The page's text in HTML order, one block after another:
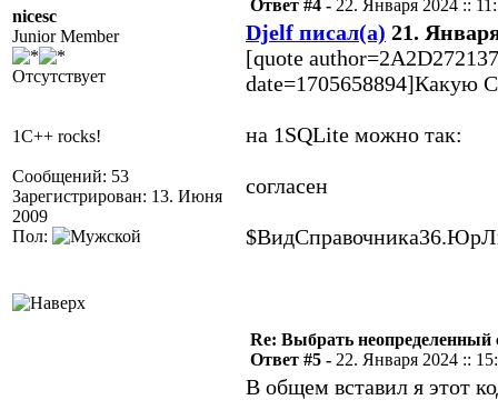
nicesc
Junior Member
Отсутствует
1C++ rocks!
Сообщений: 53
Зарегистрирован: 13. Июня
2009
Пол:
Ответ #4 - 22. Января 2024 ::
Djelf писал(а) 21.
[quote
date=1705658894]Какую
на 1SQLite можно так:
согласен
Re: Выбрать неопределенный
Ответ #5 - 22. Января 2024 ::
В общем вставил я этот